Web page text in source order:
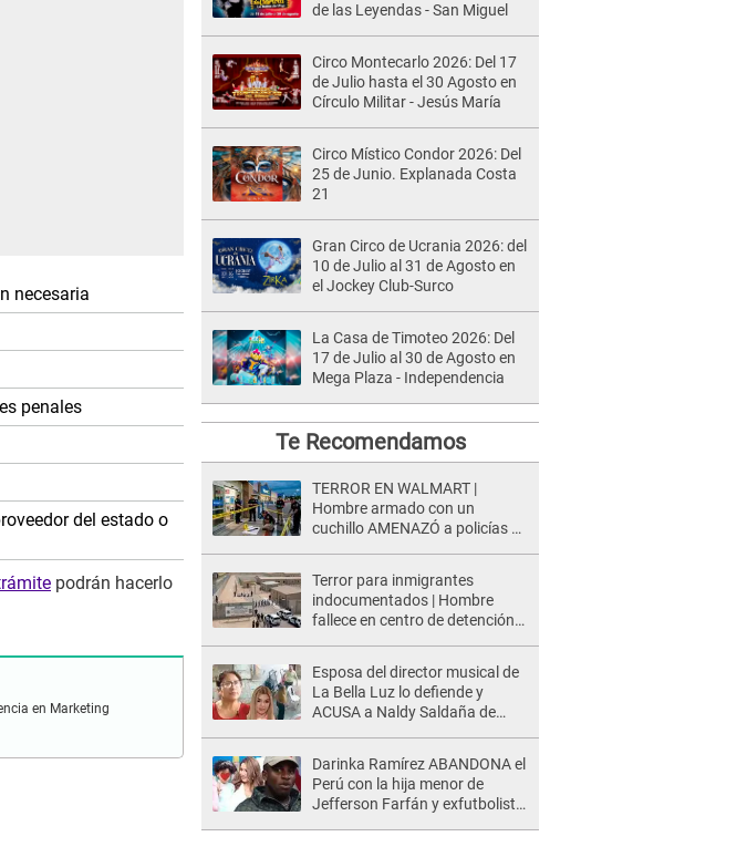
necesaria
penales
del estado o
podrán hacerlo
en Marketing
de las Leyendas - San Miguel
Circo Montecarlo 2026: Del 17
de Julio hasta el 30 Agosto en
Círculo Militar - Jesús María
Circo Místico Condor 2026: Del
25 de Junio. Explanada Costa
21
Gran Circo de Ucrania 2026: del
10 de Julio al 31 de Agosto en
el Jockey Club-Surco
La Casa de Timoteo 2026: Del
17 de Julio al 30 de Agosto en
Mega Plaza - Independencia
Te Recomendamos
TERROR EN WALMART |
Hombre armado con un
cuchillo AMENAZÓ a policías y
Terror para inmigrantes
indocumentados | Hombre
fallece en centro de detención
Esposa del director musical de
La Bella Luz lo defiende y
ACUSA a Naldy Saldaña de
Darinka Ramírez ABANDONA el
Perú con la hija menor de
Jefferson Farfán y exfutbolista